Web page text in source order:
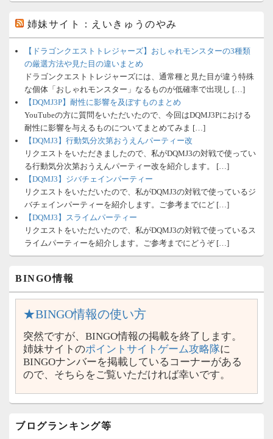
姉妹サイト：えいきゅうのやみ
【ドラゴンクエストトレジャーズ】おしゃれモンスターの3種類
の厳選方法や見た目の違いまとめ
ドラゴンクエストトレジャーズには、通常種と見た目が違う特殊
な個体「おしゃれモンスター」なるものが低確率で出現し […]
【DQMJ3P】耐性に影響を及ぼすものまとめ
YouTubeの方に質問をいただいたので、今回はDQMJ3Pにおける
耐性に影響を与えるものについてまとめてみま […]
【DQMJ3】行動気分次第おうえんパーティー改
リクエストをいただきましたので、私がDQMJ3の対戦で使ってい
る行動気分次第おうえんパーティー改を紹介します。 […]
【DQMJ3】ジバチェインパーティー
リクエストをいただいたので、私がDQMJ3の対戦で使っているジ
バチェインパーティーを紹介します。ご参考までにど […]
【DQMJ3】スライムパーティー
リクエストをいただいたので、私がDQMJ3の対戦で使っているス
ライムパーティーを紹介します。ご参考までにどうぞ […]
BINGO情報
★BINGO情報の使い方
突然ですが、BINGO情報の掲載を終了します。
姉妹サイトのポイントサイトゲーム攻略隊に
BINGOナンバーを掲載しているコーナーがある
ので、そちらをご覧いただければ幸いです。
ブログランキング等